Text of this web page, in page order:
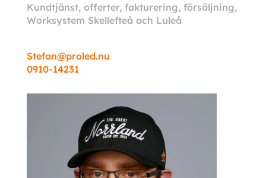
Kundtjänst, offerter, fakturering, försäljning,
Worksystem Skellefteå och Luleå
Stefan@proled.nu
0910-14231